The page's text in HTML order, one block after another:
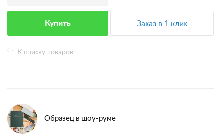
Купить Заказ в 1 клик
К списку товаров
Образец в шоу-руме